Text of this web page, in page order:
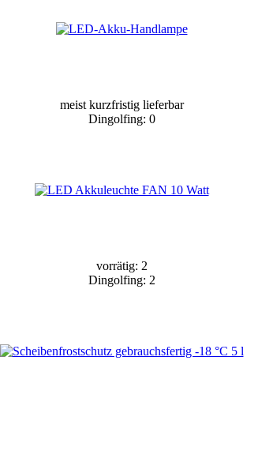
meist kurzfristig lieferbar
Dingolfing: 0
vorrätig: 2
Dingolfing: 2